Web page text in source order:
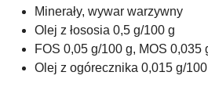
Minerały, wywar warzywny
Olej z łososia 0,5 g/100 g
FOS 0,05 g/100 g, MOS 0,035
Olej z ogórecznika 0,015 g/